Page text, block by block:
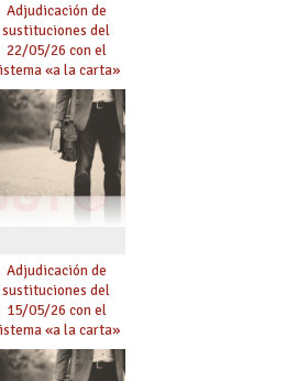
Adjudicación de
sustituciones del
22/05/26 con el
«a la carta»
conseguido con el
Acuerdo de Mejoras
Adjudicación de
sustituciones del
15/05/26 con el
«a la carta»
conseguido con el
Acuerdo de Mejoras